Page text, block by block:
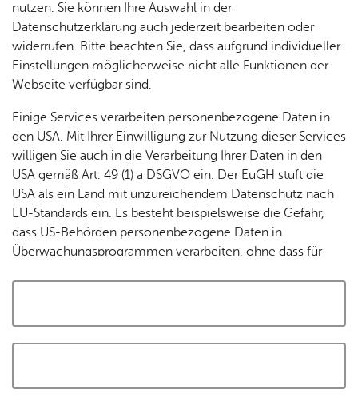
Zum Laden dieser Karte wird eine Verbindung zu externen
Servern hergestellt. Diese verwenden Cookies und andere
Tracking-Technologien, um die Bedienung zu
personalisieren und zu verbessern. Weitere Informationen
finden Sie in unsererDatenschutzerklärung
Cookies akzeptieren und Karte laden
nutzen. Sie können Ihre Auswahl in der
Datenschutzerklärung auch jederzeit bearbeiten oder
widerrufen. Bitte beachten Sie, dass aufgrund individueller
Einstellungen möglicherweise nicht alle Funktionen der
Webseite verfügbar sind.
Einige Services verarbeiten personenbezogene Daten in
den USA. Mit Ihrer Einwilligung zur Nutzung dieser Services
willigen Sie auch in die Verarbeitung Ihrer Daten in den
USA gemäß Art. 49 (1) a DSGVO ein. Der EuGH stuft die
USA als ein Land mit unzureichendem Datenschutz nach
EU-Standards ein. Es besteht beispielsweise die Gefahr,
dass US-Behörden personenbezogene Daten in
Überwachungsprogrammen verarbeiten, ohne dass für